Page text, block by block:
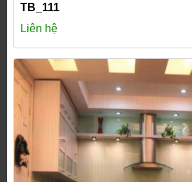
TB_111
Liên hệ